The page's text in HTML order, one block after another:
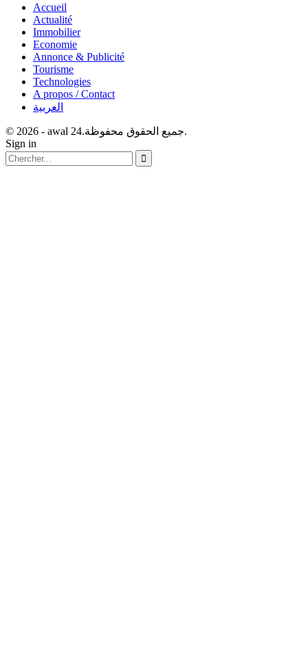
Accueil
Actualité
Immobilier
Economie
Annonce & Publicité
Tourisme
Technologies
A propos / Contact
العربية
© 2026 - awal 24.جميع الحقوق محفوظة.
Sign in